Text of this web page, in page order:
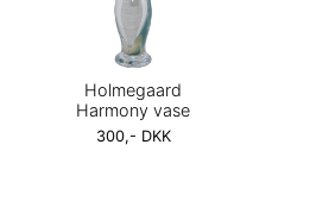
Holmegaard
Harmony vase
300,- DKK